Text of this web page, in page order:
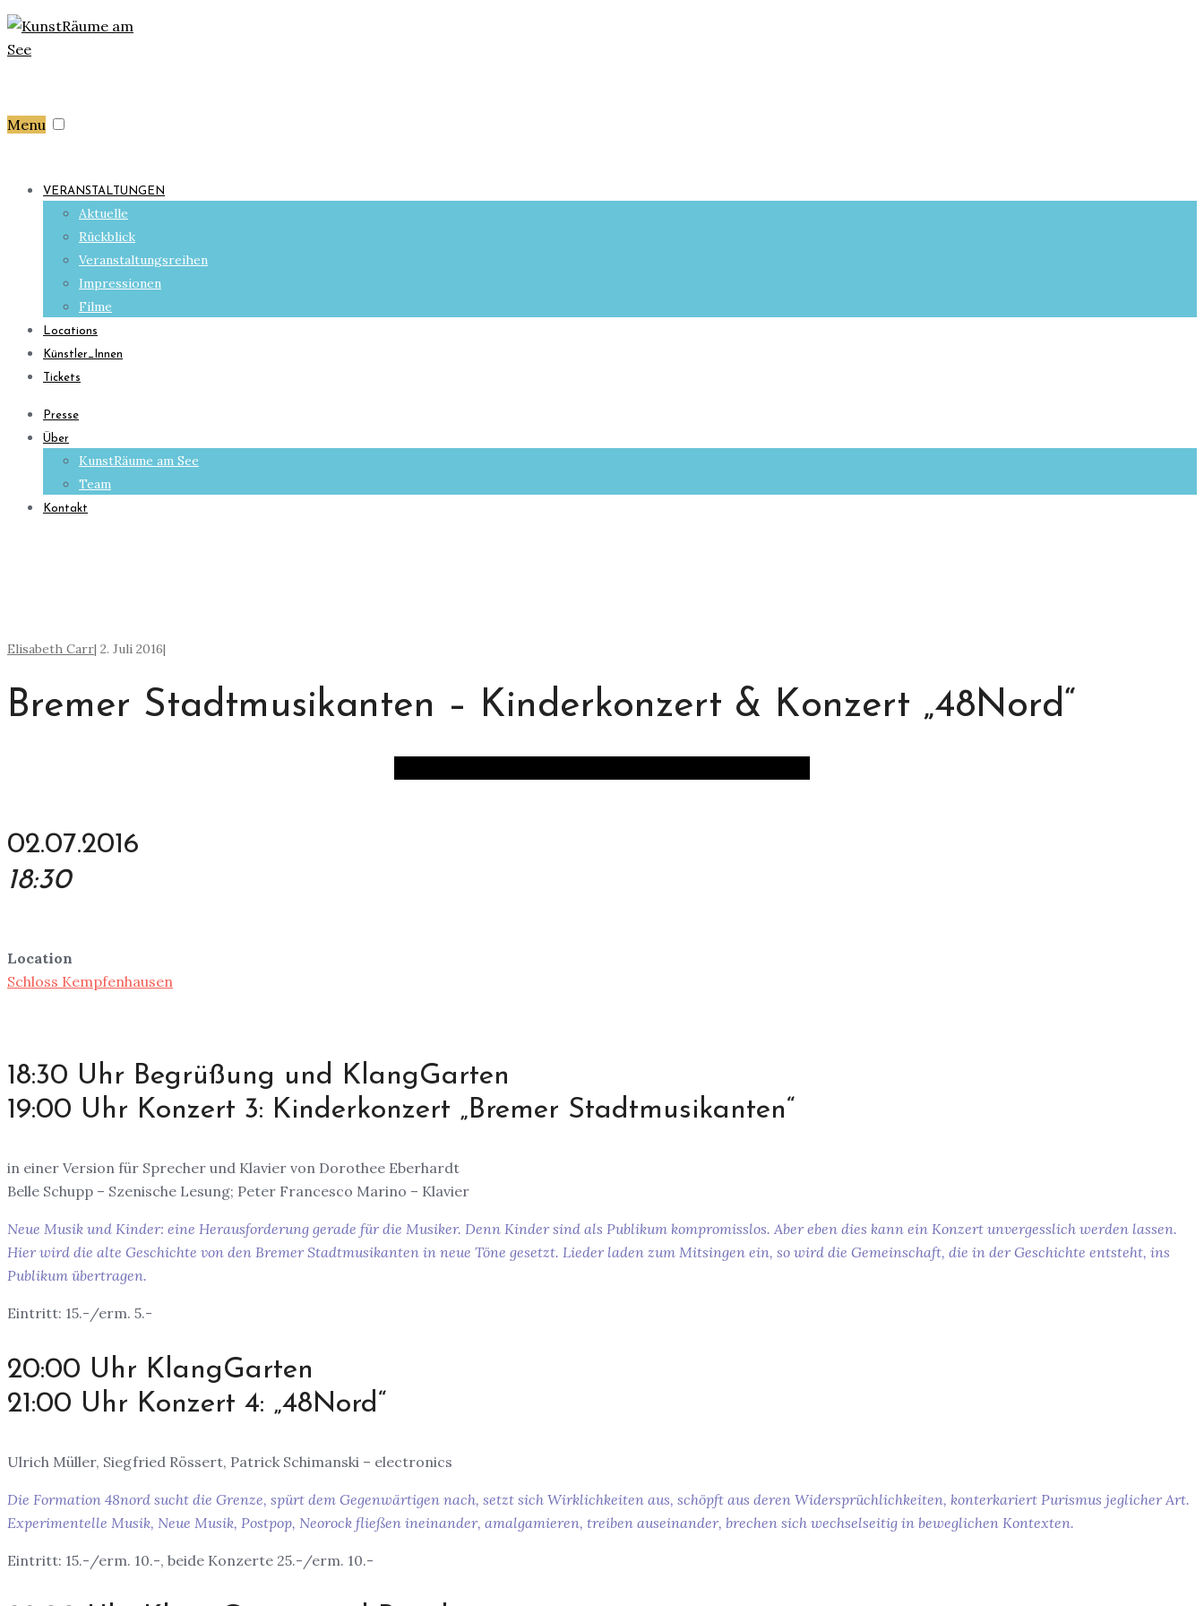
Menu
VERANSTALTUNGEN
Aktuelle
Rückblick
Veranstaltungsreihen
Impressionen
Filme
Locations
Künstler_Innen
Tickets
Presse
Über
KunstRäume am See
Team
Kontakt
Elisabeth Carr| 2. Juli 2016|
Bremer Stadtmusikanten – Kinderkonzert & Konzert „48Nord“
02.07.2016
18:30
Location
Schloss Kempfenhausen
18:30 Uhr Begrüßung und KlangGarten
19:00 Uhr Konzert 3: Kinderkonzert „Bremer Stadtmusikanten“
in einer Version für Sprecher und Klavier von Dorothee Eberhardt
Belle Schupp – Szenische Lesung; Peter Francesco Marino – Klavier
Neue Musik und Kinder: eine Herausforderung gerade für die Musiker. Denn Kinder sind als Publikum kompromisslos. Aber eben dies kann ein Konzert unvergesslich werden lassen.
Hier wird die alte Geschichte von den Bremer Stadtmusikanten in neue Töne gesetzt. Lieder laden zum Mitsingen ein, so wird die Gemeinschaft, die in der Geschichte entsteht, ins
Publikum übertragen.
Eintritt: 15.-/erm. 5.-
20:00 Uhr KlangGarten
21:00 Uhr Konzert 4: „48Nord“
Ulrich Müller, Siegfried Rössert, Patrick Schimanski – electronics
Die Formation 48nord sucht die Grenze, spürt dem Gegenwärtigen nach, setzt sich Wirklichkeiten aus, schöpft aus deren Widersprüchlichkeiten, konterkariert Purismus jeglicher Art.
Experimentelle Musik, Neue Musik, Postpop, Neorock fließen ineinander, amalgamieren, treiben auseinander, brechen sich wechselseitig in beweglichen Kontexten.
Eintritt: 15.-/erm. 10.-, beide Konzerte 25.-/erm. 10.-